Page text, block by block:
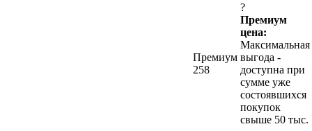
Премиум
258
?
Премиум
цена:
Максимальная
выгода -
доступна при
сумме уже
состоявшихся
покупок
свыше 50 тыс.